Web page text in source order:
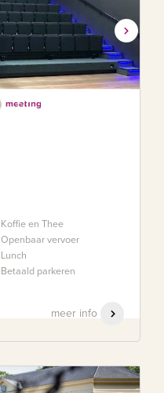
Koffie en Thee
Openbaar vervoer
Lunch
Betaald parkeren
meer info